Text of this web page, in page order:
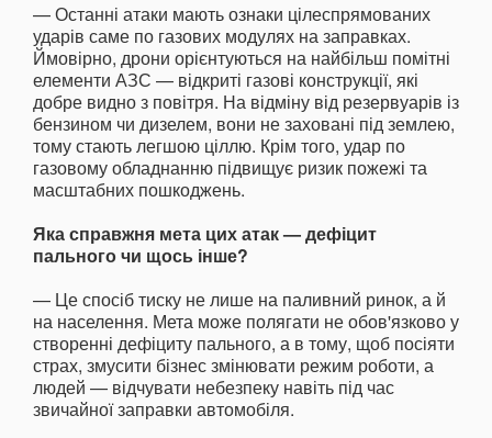
— Останні атаки мають ознаки цілеспрямованих
ударів саме по газових модулях на заправках.
Ймовірно, дрони орієнтуються на найбільш помітні
елементи АЗС — відкриті газові конструкції, які
добре видно з повітря. На відміну від резервуарів із
бензином чи дизелем, вони не заховані під землею,
тому стають легшою ціллю. Крім того, удар по
газовому обладнанню підвищує ризик пожежі та
масштабних пошкоджень.
Яка справжня мета цих атак — дефіцит
пального чи щось інше?
— Це спосіб тиску не лише на паливний ринок, а й
на населення. Мета може полягати не обов'язково у
створенні дефіциту пального, а в тому, щоб посіяти
страх, змусити бізнес змінювати режим роботи, а
людей — відчувати небезпеку навіть під час
звичайної заправки автомобіля.